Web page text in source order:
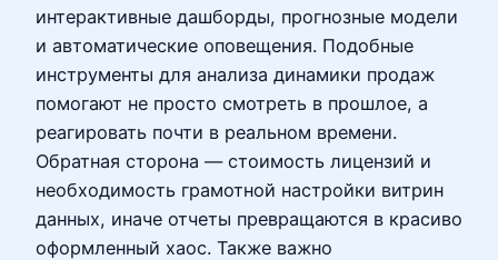
интерактивные дашборды, прогнозные модели
и автоматические оповещения. Подобные
инструменты для анализа динамики продаж
помогают не просто смотреть в прошлое, а
реагировать почти в реальном времени.
Обратная сторона — стоимость лицензий и
необходимость грамотной настройки витрин
данных, иначе отчеты превращаются в красиво
оформленный хаос. Также важно